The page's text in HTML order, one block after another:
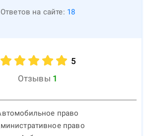
Ответов на сайте: 18
5
Отзывы 1
право
право